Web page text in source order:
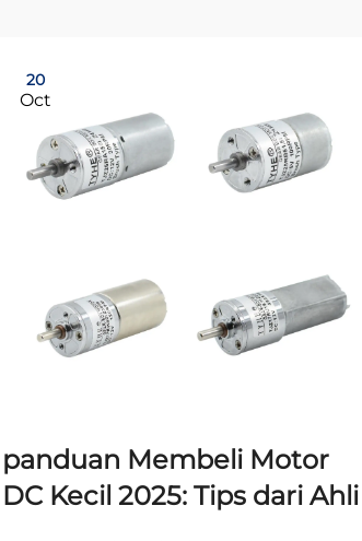
20
Oct
panduan Membeli Motor
DC Kecil 2025: Tips dari Ahli